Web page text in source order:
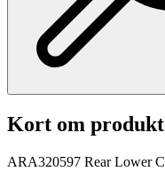
Kort om
ARA320597 Rear Lower